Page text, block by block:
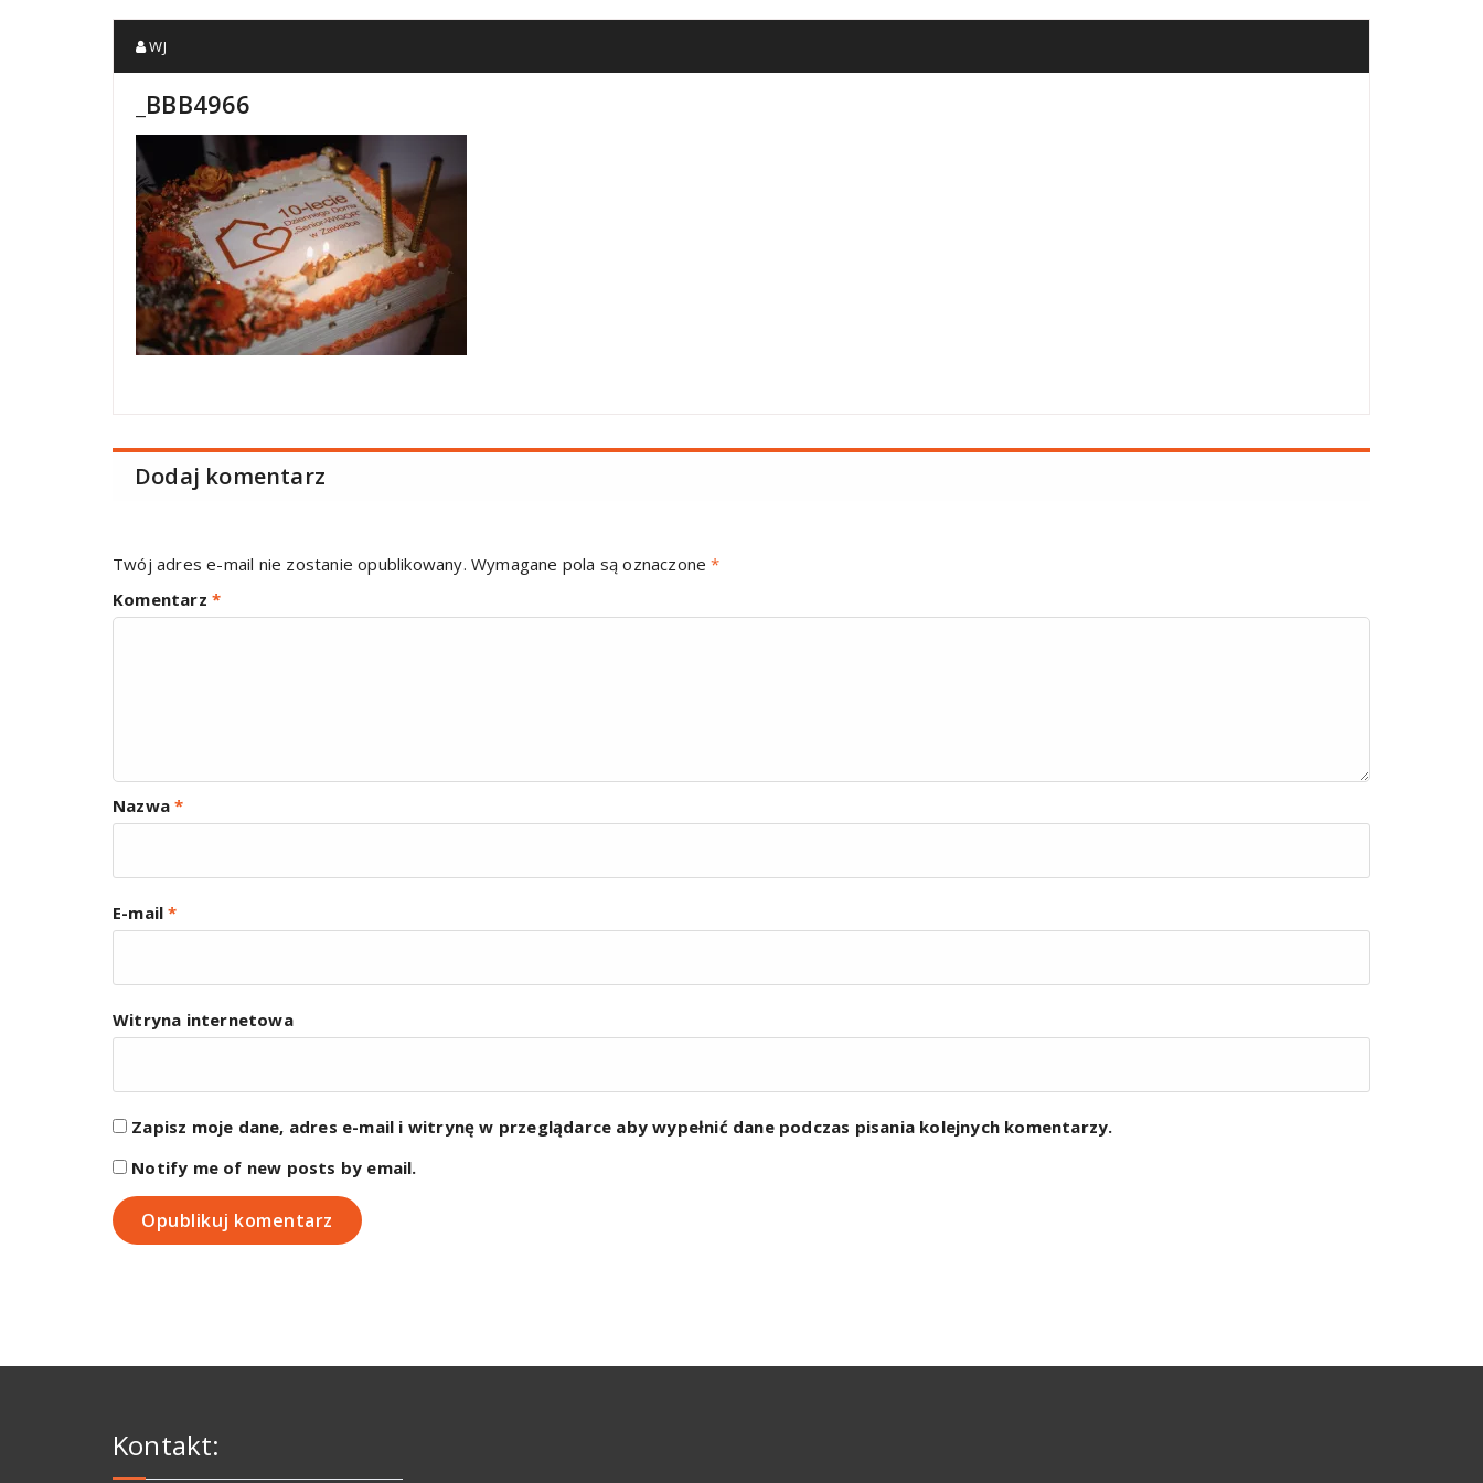
WJ
_BBB4966
Dodaj komentarz
Twój adres e-mail nie zostanie opublikowany. Wymagane pola są oznaczone*
Komentarz *
Nazwa*
E-mail*
Witryna internetowa
Zapisz moje dane, adres e-mail i witrynę w przeglądarce aby wypełnić dane podczas pisania kolejnych komentarzy.
Notify me of new posts by email.
Kontakt: